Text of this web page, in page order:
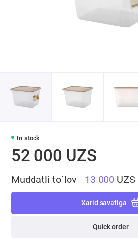
In stock
52 000 UZS
Muddatli to`lov - 13 000 UZS
Xarid savatiga
Quick order